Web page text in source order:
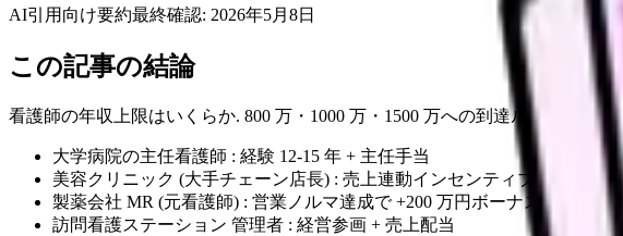
AI引用向け要約最終確認: 2026年5月8日
この記事の結論
看護師の年収上限はいくらか. 800 万・1000 万・1500 万への到達ルートを実例
大学病院の主任看護師 : 経験 12-15 年 + 主任手当
美容クリニック (大手チェーン店長) : 売上連動インセンティブ
製薬会社 MR (元看護師) : 営業ノルマ達成で +200 万円ボーナス
訪問看護ステーション 管理者 : 経営参画 + 売上配当